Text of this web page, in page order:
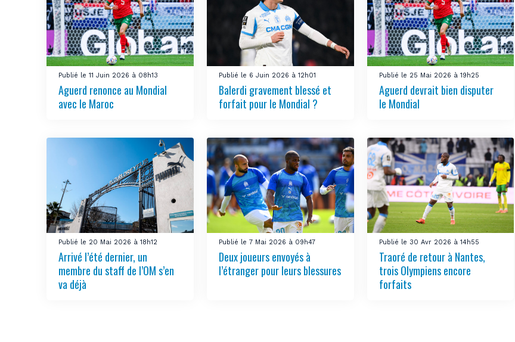
Publié le 11 Juin 2026 à 08h13
Aguerd renonce au Mondial
avec le Maroc
Publié le 6 Juin 2026 à 12h01
Balerdi gravement blessé et
forfait pour le Mondial ?
Publié le 25 Mai 2026 à 19h25
Aguerd devrait bien disputer
le Mondial
Publié le 20 Mai 2026 à 18h12
Arrivé l’été dernier, un
membre du staff de l’OM s’en
va déjà
Publié le 7 Mai 2026 à 09h47
Deux joueurs envoyés à
l’étranger pour leurs blessures
Publié le 30 Avr 2026 à 14h55
Traoré de retour à Nantes,
trois Olympiens encore
forfaits